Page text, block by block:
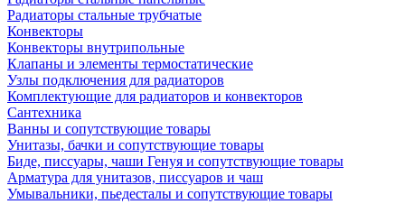
Радиаторы стальные трубчатые
Конвекторы
Конвекторы внутрипольные
Клапаны и элементы термостатические
Узлы подключения для радиаторов
Комплектующие для радиаторов и конвекторов
Сантехника
Ванны и сопутствующие товары
Унитазы, бачки и сопутствующие товары
Биде, писсуары, чаши Генуя и сопутствующие товары
Арматура для унитазов, писсуаров и чаш
Умывальники, пьедесталы и сопутствующие товары